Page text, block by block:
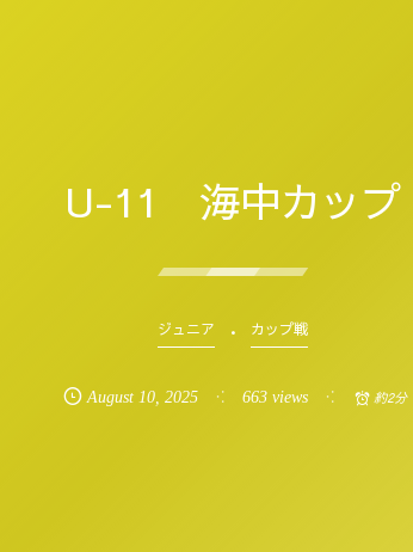
U-11 海中カップ
ジュニア カップ戦
August 10, 2025 663 views 約2分